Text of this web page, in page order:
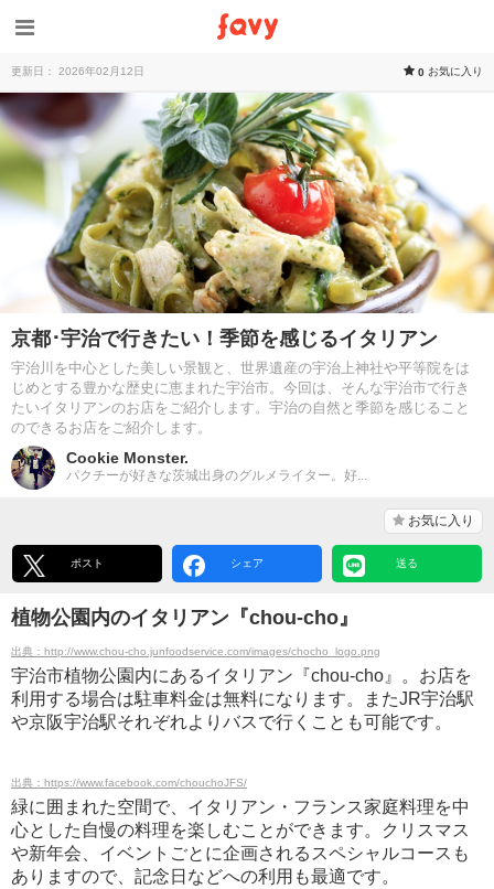
更新日： 2026年02月12日 0 お気に入り
京都･宇治で行きたい！季節を感じるイタリアン
宇治川を中心とした美しい景観と、世界遺産の宇治上神社や平等院をは
じめとする豊かな歴史に恵まれた宇治市。今回は、そんな宇治市で行き
たいイタリアンのお店をご紹介します。宇治の自然と季節を感じること
のできるお店をご紹介します。
Cookie Monster.
パクチーが好きな茨城出身のグルメライター。好...
お気に入り
ポスト シェア 送る
植物公園内のイタリアン『chou-cho』
出典：http://www.chou-cho.junfoodservice.com/images/chocho_logo.png
宇治市植物公園内にあるイタリアン『chou-cho』。お店を
利用する場合は駐車料金は無料になります。またJR宇治駅
や京阪宇治駅それぞれよりバスで行くことも可能です。
出典：https://www.facebook.com/chouchoJFS/
緑に囲まれた空間で、イタリアン・フランス家庭料理を中
心とした自慢の料理を楽しむことができます。クリスマス
や新年会、イベントごとに企画されるスペシャルコースも
ありますので、記念日などへの利用も最適です。